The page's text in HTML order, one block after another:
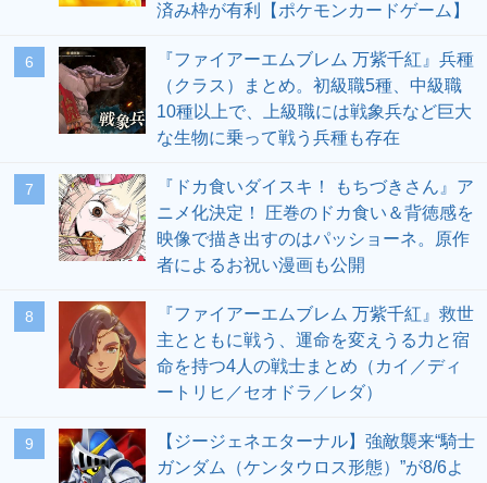
済み枠が有利【ポケモンカードゲーム】
6
『ファイアーエムブレム 万紫千紅』兵種
（クラス）まとめ。初級職5種、中級職
10種以上で、上級職には戦象兵など巨大
な生物に乗って戦う兵種も存在
7
『ドカ食いダイスキ！ もちづきさん』ア
ニメ化決定！ 圧巻のドカ食い＆背徳感を
映像で描き出すのはパッショーネ。原作
者によるお祝い漫画も公開
8
『ファイアーエムブレム 万紫千紅』救世
主とともに戦う、運命を変えうる力と宿
命を持つ4人の戦士まとめ（カイ／ディ
ートリヒ／セオドラ／レダ）
9
【ジージェネエターナル】強敵襲来“騎士
ガンダム（ケンタウロス形態）”が8/6よ